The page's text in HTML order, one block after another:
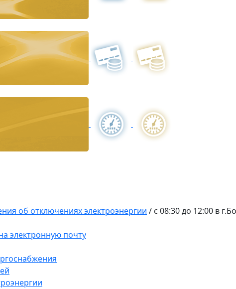
об отключениях электроэнергии / с 08:30 до 12:00 в
электронную почту